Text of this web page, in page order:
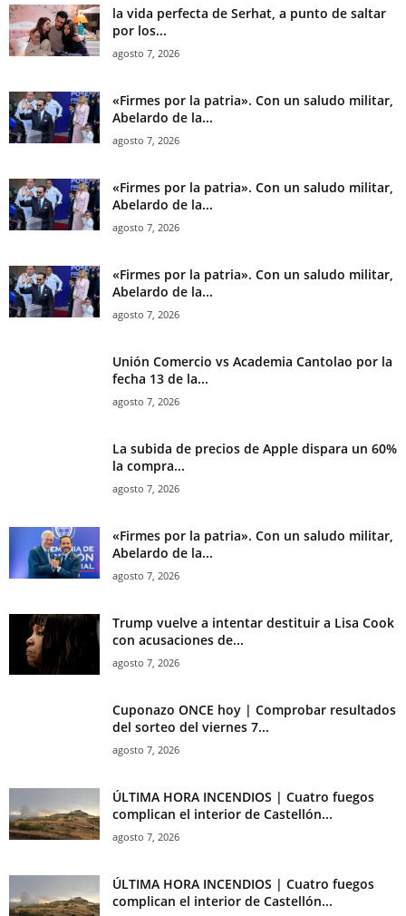
la vida perfecta de Serhat, a punto de saltar
por los...
agosto 7, 2026
«Firmes por la patria». Con un saludo militar,
Abelardo de la...
agosto 7, 2026
«Firmes por la patria». Con un saludo militar,
Abelardo de la...
agosto 7, 2026
«Firmes por la patria». Con un saludo militar,
Abelardo de la...
agosto 7, 2026
Unión Comercio vs Academia Cantolao por la
fecha 13 de la...
agosto 7, 2026
La subida de precios de Apple dispara un 60%
la compra...
agosto 7, 2026
«Firmes por la patria». Con un saludo militar,
Abelardo de la...
agosto 7, 2026
Trump vuelve a intentar destituir a Lisa Cook
con acusaciones de...
agosto 7, 2026
Cuponazo ONCE hoy | Comprobar resultados
del sorteo del viernes 7...
agosto 7, 2026
ÚLTIMA HORA INCENDIOS | Cuatro fuegos
complican el interior de Castellón...
agosto 7, 2026
ÚLTIMA HORA INCENDIOS | Cuatro fuegos
complican el interior de Castellón...